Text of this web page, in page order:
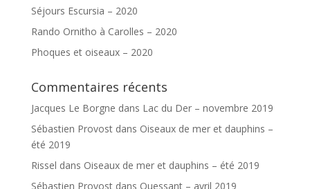
Séjours Escursia – 2020
Rando Ornitho à Carolles – 2020
Phoques et oiseaux – 2020
Commentaires récents
Jacques Le Borgne dans Lac du Der – novembre 2019
Sébastien Provostdans Oiseaux de mer et dauphins –
été 2019
Rissel dans Oiseaux de mer et dauphins – été 2019
Sébastien Provostdans Ouessant – avril 2019